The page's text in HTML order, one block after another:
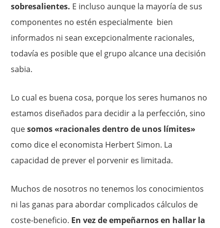
sobresalientes. E incluso aunque la mayoría de sus
componentes no estén especialmente bien
informados ni sean excepcionalmente racionales,
todavía es posible que el grupo alcance una decisión
sabia.
Lo cual es buena cosa, porque los seres humanos no
estamos dise­ñados para decidir a la perfección, sino
quesomos «racionales dentro de unos límites»
como dice el economista Herbert Simon. La
capacidad de prever el porvenir es limitada.
Muchos de nosotros no tenemos los conocimientos
ni las ganas para abordar complicados cálculos de
coste-beneficio. En vez de empeñarnos en hallar la